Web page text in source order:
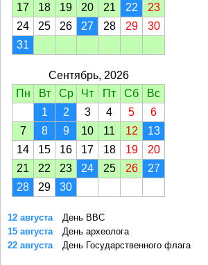
17
18 19 20 21 22
23
24
25 26 27 28 29
30
31
Сентябрь, 2026
Пн
Вт Ср Чт Пт Сб
Вс
1
2 3 4 5
6
7
8 9 10 11 12
13
14
15 16 17 18 19
20
21
22 23 24 25 26
27
28
29 30
12 августа
День ВВС
15 августа
День археолога
22 августа
День Государственного флага